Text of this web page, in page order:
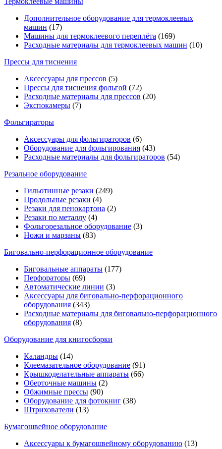
Дополнительное оборудование для термоклеевых
машин (17)
Машины для термоклеевого переплёта (169)
Расходные материалы для термоклеевых машин (10)
Прессы для тиснения
Аксессуары для прессов (5)
Прессы для тиснения фольгой (72)
Расходные материалы для прессов (20)
Экспокамеры (7)
Фольгираторы
Аксессуары для фольгираторов (6)
Оборудование для фольгирования (43)
Расходные материалы для фольгираторов (54)
Резальное оборудование
Гильотинные резаки (249)
Продольные резаки (4)
Резаки для пенокартона (2)
Резаки по металлу (4)
Фольгорезальное оборудование (3)
Ножи и марзаны (83)
Биговально-перфорационное оборудование
Биговальные аппараты (177)
Перфораторы (69)
Автоматические линии (3)
Аксессуары для биговально-перфорационного
оборудования (343)
Расходные материалы для биговально-перфорационного
оборудования (8)
Оборудование для книгосборки
Каландры (14)
Клеемазательное оборудование (91)
Крышкоделательные аппараты (66)
Оберточные машины (2)
Обжимные прессы (90)
Оборудование для фотокниг (38)
Штрихователи (13)
Бумагошвейное оборудование
Аксессуары к бумагошвейному оборудованию (13)